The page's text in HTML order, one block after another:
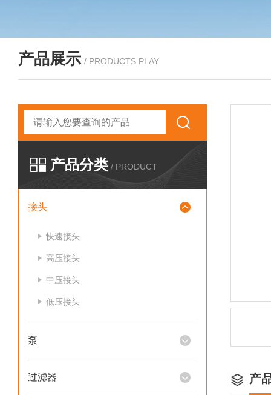
产品展示 / PRODUCTS PLAY
产品分类 / PRODUCT
接头
快速接头
高压接头
中压接头
低压接头
泵
过滤器 产